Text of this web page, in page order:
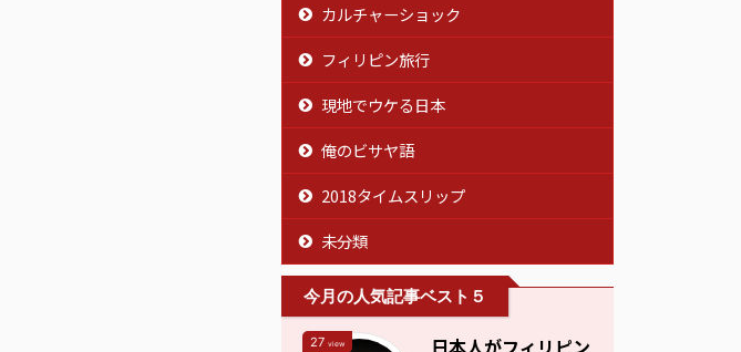
カルチャーショック
フィリピン旅行
現地でウケる日本
俺のビサヤ語
2018タイムスリップ
未分類
今月の人気記事ベスト５
27 view
日本人がフィリピン